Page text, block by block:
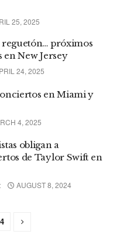
25, 2025
reguetón… próximos
New Jersey
24, 2025
en Miami y
4, 2025
obligan a
de Taylor Swift en
AUGUST 8, 2024
4